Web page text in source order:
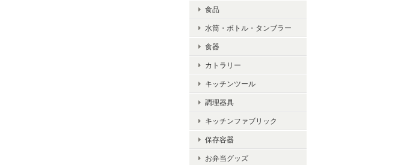
食品
水筒・ボトル・タンブラー
食器
カトラリー
キッチンツール
調理器具
キッチンファブリック
保存容器
お弁当グッズ